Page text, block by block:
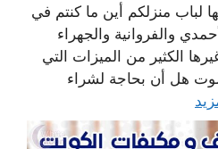
لباب منزلكم أين ما كنتم في
والفروانية والجهراء
الكثير من الميزات التي
هل أن بحاجة لشراء